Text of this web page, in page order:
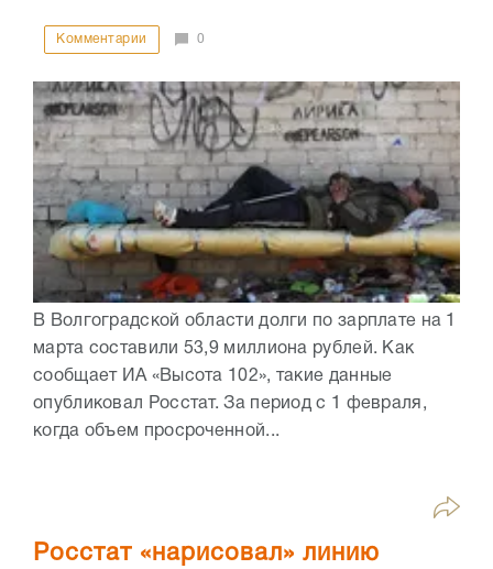
Комментарии 0
В Волгоградской области долги по зарплате на 1
марта составили 53,9 миллиона рублей. Как
сообщает ИА «Высота 102», такие данные
опубликовал Росстат. За период с 1 февраля,
когда объем просроченной...
Росстат «нарисовал» линию